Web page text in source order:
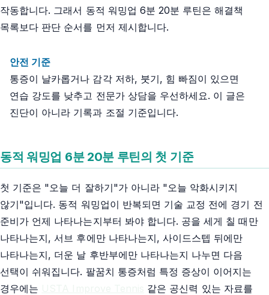
작동합니다. 그래서 동적 워밍업 6분 20분 루틴은 해결책
목록보다 판단 순서를 먼저 제시합니다.
안전 기준
통증이 날카롭거나 감각 저하, 붓기, 힘 빠짐이 있으면
연습 강도를 낮추고 전문가 상담을 우선하세요. 이 글은
진단이 아니라 기록과 조절 기준입니다.
동적 워밍업 6분 20분 루틴의 첫 기준
첫 기준은 "오늘 더 잘하기"가 아니라 "오늘 악화시키지
않기"입니다. 동적 워밍업이 반복되면 기술 교정 전에 경기 전
준비가 언제 나타나는지부터 봐야 합니다. 공을 세게 칠 때만
나타나는지, 서브 후에만 나타나는지, 사이드스텝 뒤에만
나타나는지, 더운 날 후반부에만 나타나는지 나누면 다음
선택이 쉬워집니다. 팔꿈치 통증처럼 특정 증상이 이어지는
경우에는
같은 공신력 있는 자료를